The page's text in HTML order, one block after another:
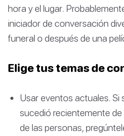
hora y el lugar.
iniciador de conversación
funeral o después de una
Elige tus temas de
Usar eventos actuales. Si
sucedió recientemente
de las personas,